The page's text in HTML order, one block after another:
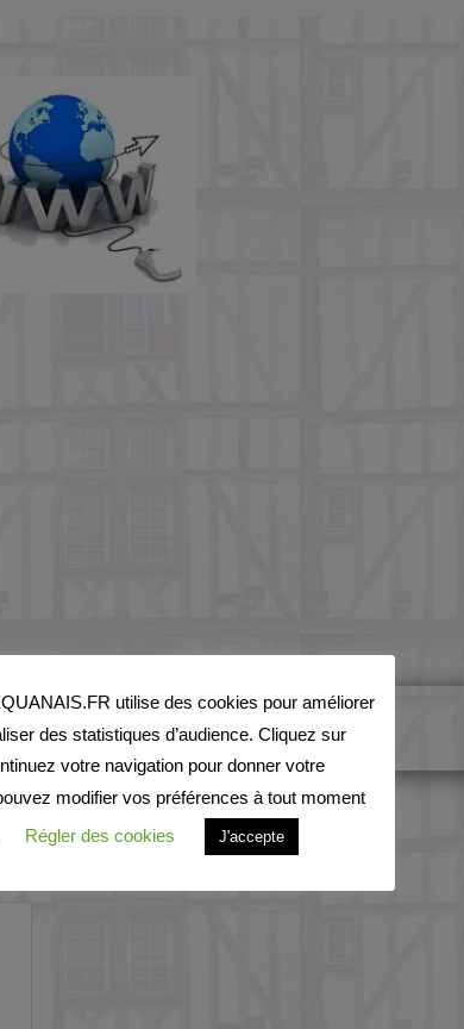
utilise des cookies pour améliorer
des statistiques d’audience. Cliquez sur
votre navigation pour donner votre
modifier vos préférences à tout moment
Régler des cookies J'accepte